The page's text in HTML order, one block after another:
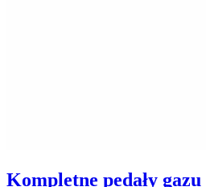
Kompletne pedały